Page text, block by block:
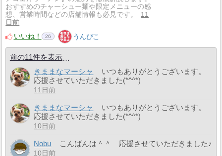
おすすめのチャーシュー麺や限定メニューの感
想、営業時間などの店舗情報も必見です。
11
日前
いいね！
26 うんぴこ
前の11件を表示
きままなマーシャ
いつもありがとうございます。
応援させていただきました(*^^*)
11日前
きままなマーシャ
いつもありがとうございます。
応援させていただきました(*^^*)
10日前
Nobu こんばんは＾＾ 応援させていただきました♪
10日前